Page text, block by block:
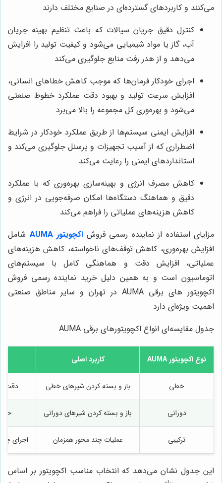
می‌کنند و کاربردهای گسترده‌ای در صنایع مختلف دارند
کنترل دقیق جریان سیالات که باعث تنظیم بهینه جریان
آب، گاز یا مواد شیمیایی می‌شود و کیفیت تولید را افزایش
می‌دهد و از هدر رفت منابع جلوگیری می‌کند
اجرای خودکار فرمان‌ها که موجب کاهش خطاهای انسانی،
افزایش سرعت تولید و بهبود دقت عملکرد خطوط صنعتی
می‌شود و بهره‌وری کل مجموعه را بالا می‌برد
افزایش ایمنی سیستم‌ها از طریق عملکرد خودکار در شرایط
اضطراری که از آسیب تجهیزات و پرسنل جلوگیری می‌کند و
استانداردهای ایمنی را رعایت می‌کند
کاهش مصرف انرژی و بهینه‌سازی بهره‌وری که با عملکرد
دقیق و هماهنگ دستگاه‌ها امکان صرفه‌جویی در انرژی و
کاهش هزینه‌های عملیاتی را فراهم می‌کند
مزایای استفاده از نماینده رسمی فروش اکچویتور AUMA
شامل
افزایش بهره‌وری، کاهش توقف‌های ناخواسته، کاهش هزینه‌های
عملیاتی، افزایش دقت و هماهنگی کامل با سیستم‌های
اتوماسیون است و به همین دلیل خرید نماینده رسمی فروش
اکچویتور های برقی AUMA در تهران و سایر مناطق صنعتی
اهمیت ویژه‌ای دارد
جدول مقایسه‌ای انواع اکچویتورهای برقی AUMA
نوع اکچویتور AUMA کاربرد اصلی
خطی باز و بسته کردن شیرهای خطی دقت
دورانی باز و بسته کردن شیرهای دورانی
ترکیبی عملیات چند محور همزمان اجرای
این جدول نشان می‌دهد که انتخاب مناسب اکچویتور بر اساس